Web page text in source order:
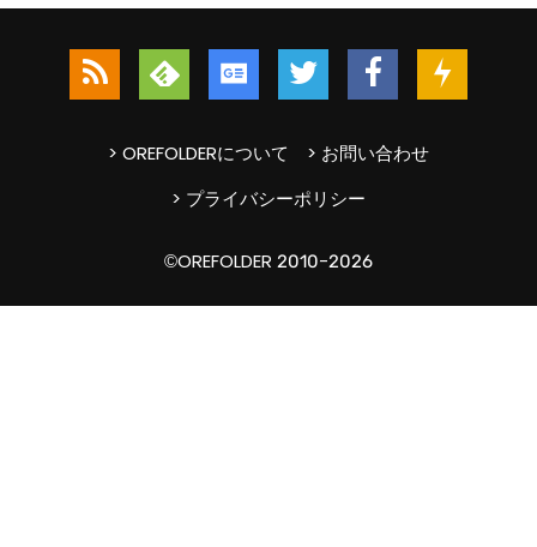
> OREFOLDERについて
> お問い合わせ
> プライバシーポリシー
©OREFOLDER 2010-2026